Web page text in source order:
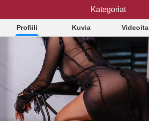
FrancescaDante
Profiili Kuvia Videoita
Kategoriat